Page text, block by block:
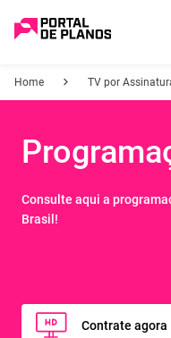
Home TV por
Consulte aqui a
Brasil!
Contrate agora